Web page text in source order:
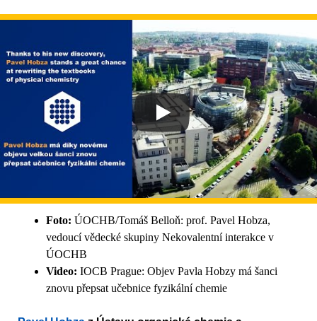
Foto: ÚOCHB/Tomáš Belloň: prof. Pavel Hobza,
vedoucí vědecké skupiny Nekovalentní interakce v
ÚOCHB
Video: IOCB Prague: Objev Pavla Hobzy má šanci
znovu přepsat učebnice fyzikální chemie